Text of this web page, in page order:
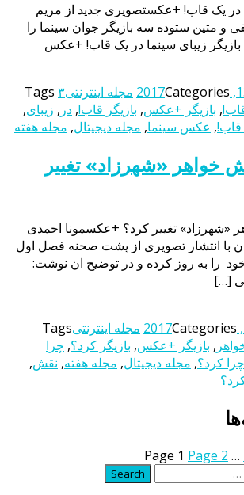
در یک قاب! +عکستصویری جدید از مریم
و متین ستوده سه بازیگر جوان سینما را
Categories مجله اینترنتی Tags ۳
, بازیگر +عکس, بازیگر قاب!, در , زیبای,
قاب!, عکس سینما, مجله دیجیتال, مجله هفته
خواهر «شهرزاد» تغییر
«شهرزاد» تغییر کرد؟ +عکسمونا احمدی
با انتشار تصویری از پشت صحنه فصل اول
خود را به روز کرده و در توضیح ان نوشت:
[…]
Categories مجله اینترنتیTags
, بازیگر +عکس, بازیگر کرد؟, چرا
چرا کرد؟‌, مجله دیجیتال, مجله هفته, نقش,
Page 1 Page 2 …
Search